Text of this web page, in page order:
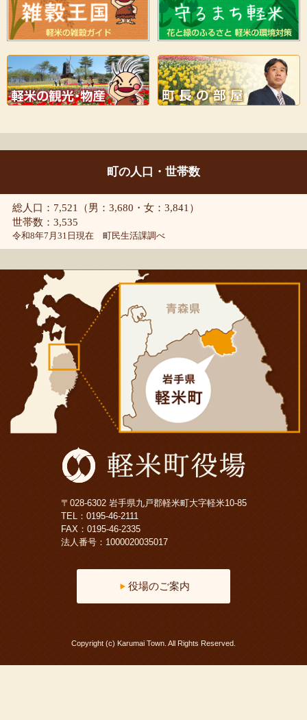
町の人口・世帯数
総人口：7,521（男：3,680・女：3,841）
世帯数：3,535
令和8年7月31日現在 町民生活課調べ
〒028-6302 岩手県九戸郡軽米町大字軽米10-85
TEL： 0195-46-2111
FAX：0195-46-2335
法人番号：1000020035017
役場のご案内
Copyright (c) Karumai Town. All Rights Reserved.